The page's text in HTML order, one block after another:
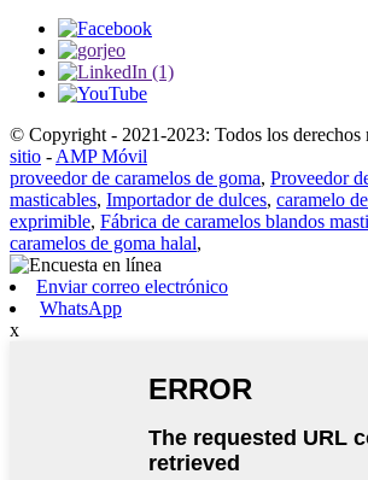
© Copyright - 2021-2023: Todos los derechos
sitio - AMP Móvil
proveedor de caramelos de goma, Proveedor
masticables, Importador de dulces, caramelo
exprimible, Fábrica de caramelos blandos
caramelos de goma halal,
Enviar correo electrónico
WhatsApp
x